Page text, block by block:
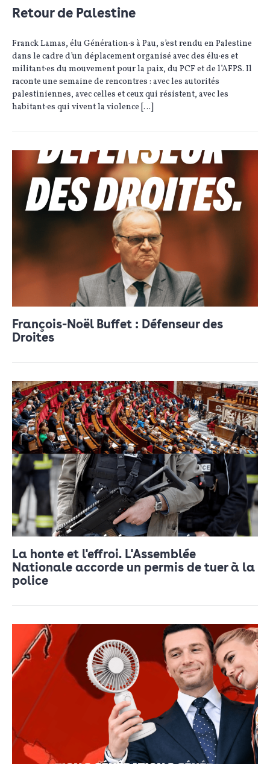
Retour de Palestine
Franck Lamas, élu Génération·s à Pau, s’est rendu en Palestine
dans le cadre d’un déplacement organisé avec des élu·es et
militant·es du mouvement pour la paix, du PCF et de l’AFPS. Il
raconte une semaine de rencontres : avec les autorités
palestiniennes, avec celles et ceux qui résistent, avec les
habitant·es qui vivent la violence […]
François-Noël Buffet : Défenseur des
Droites
La honte et l'effroi. L'Assemblée
Nationale accorde un permis de tuer à la
police